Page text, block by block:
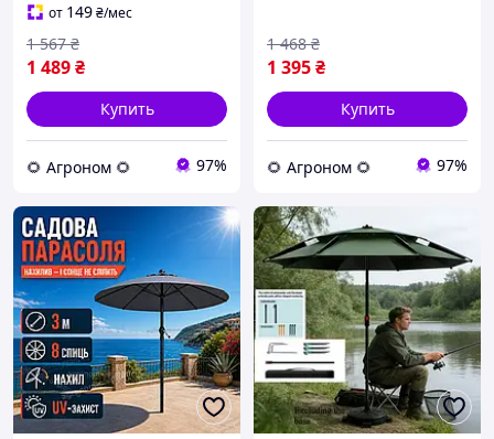
от 149₴/мес
1 489₴
1 567 ₴
Купить
🌻 Агроном 🌻 97%
1 395₴
1 468 ₴
Купить
🌻 Агроном 🌻 97%